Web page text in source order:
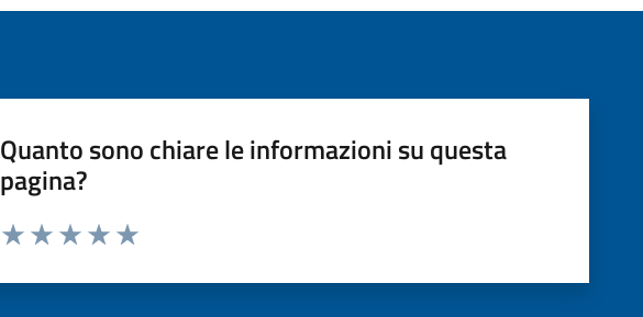
Quanto sono chiare le informazioni su questa
pagina?
Valuta da 1 a 5 stelle la pagina